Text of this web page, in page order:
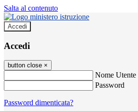
Salta al contenuto
Accedi
Accedi
button close ×
Nome Utente
Password
Password dimenticata?